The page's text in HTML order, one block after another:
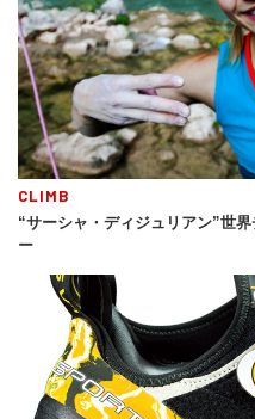
CLIMB
“サーシャ・ディジュリアン”世
ー